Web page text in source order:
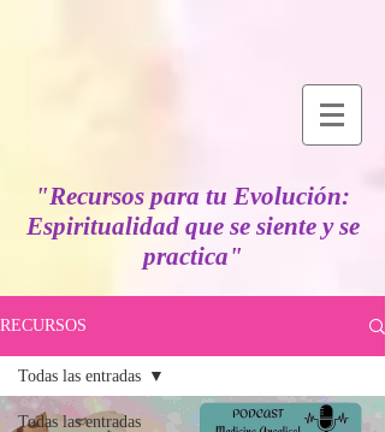
"Recursos para tu Evolución:
Espiritualidad que se siente y se
practica"
RECURSOS
Todas las entradas
Todas las entradas